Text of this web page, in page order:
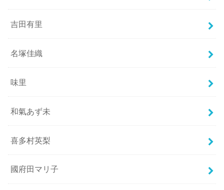
吉田有里
名塚佳織
味里
和氣あず未
喜多村英梨
國府田マリ子